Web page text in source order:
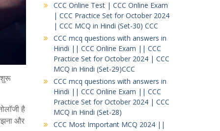
शुरू
है
और
CCC Online Test | CCC Online Exam
| CCC Practice Set for October 2024
| CCC MCQ in Hindi (Set-30) CCC
CCC mcq questions with answers in
Hindi || CCC Online Exam || CCC
Practice Set for October 2024 | CCC
MCQ in Hindi (Set-29)CCC
CCC mcq questions with answers in
Hindi || CCC Online Exam || CCC
Practice Set for October 2024 | CCC
MCQ in Hindi (Set-28)
CCC Most Important MCQ 2024 ||